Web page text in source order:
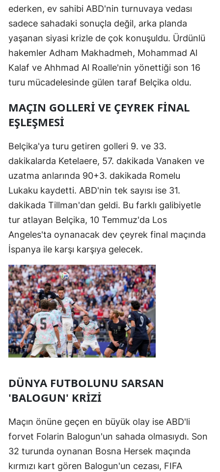
ederken, ev sahibi ABD'nin turnuvaya vedası
sadece sahadaki sonuçla değil, arka planda
yaşanan siyasi krizle de çok konuşuldu. Ürdünlü
hakemler Adham Makhadmeh, Mohammad Al
Kalaf ve Ahhmad Al Roalle'nin yönettiği son 16
turu mücadelesinde gülen taraf Belçika oldu.
MAÇIN GOLLERİ VE ÇEYREK FİNAL
EŞLEŞMESİ
Belçika'ya turu getiren golleri 9. ve 33.
dakikalarda Ketelaere, 57. dakikada Vanaken ve
uzatma anlarında 90+3. dakikada Romelu
Lukaku kaydetti. ABD'nin tek sayısı ise 31.
dakikada Tillman'dan geldi. Bu farklı galibiyetle
tur atlayan Belçika, 10 Temmuz'da Los
Angeles'ta oynanacak dev çeyrek final maçında
İspanya ile karşı karşıya gelecek.
DÜNYA FUTBOLUNU SARSAN
'BALOGUN' KRİZİ
Maçın önüne geçen en büyük olay ise ABD'li
forvet Folarin Balogun'un sahada olmasıydı. Son
32 turunda oynanan Bosna Hersek maçında
kırmızı kart gören Balogun'un cezası, FIFA